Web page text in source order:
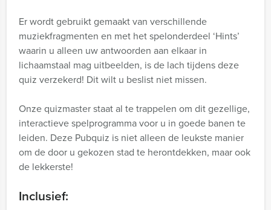
Er wordt gebruikt gemaakt van verschillende
muziekfragmenten en met het spelonderdeel ‘Hints’
waarin u alleen uw antwoorden aan elkaar in
lichaamstaal mag uitbeelden, is de lach tijdens deze
quiz verzekerd! Dit wilt u beslist niet missen.
Onze quizmaster staat al te trappelen om dit gezellige,
interactieve spelprogramma voor u in goede banen te
leiden. Deze Pubquiz is niet alleen de leukste manier
om de door u gekozen stad te herontdekken, maar ook
de lekkerste!
Inclusief: